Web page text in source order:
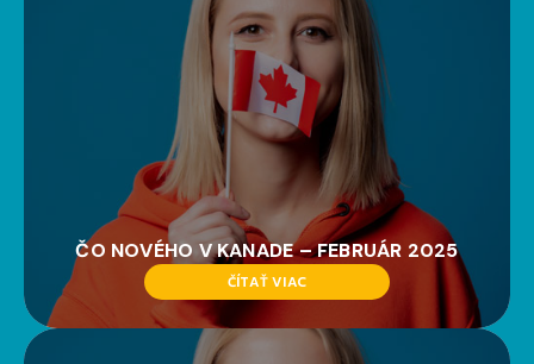
ČO NOVÉHO V KANADE – FEBRUÁR 2025
ČÍTAŤ VIAC